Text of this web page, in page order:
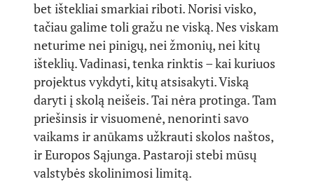
bet ištekliai smarkiai riboti. Norisi visko,
tačiau galime toli gražu ne viską. Nes viskam
neturime nei pinigų, nei žmonių, nei kitų
išteklių. Vadinasi, tenka rinktis – kai kuriuos
projektus vykdyti, kitų atsisakyti. Viską
daryti į skolą neišeis. Tai nėra protinga. Tam
priešinsis ir visuomenė, nenorinti savo
vaikams ir anūkams užkrauti skolos naštos,
ir Europos Sąjunga. Pastaroji stebi mūsų
valstybės skolinimosi limitą.